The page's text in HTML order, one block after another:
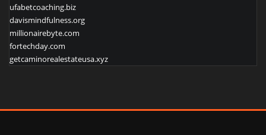
ufabetcoaching.biz
davismindfulness.org
millionairebyte.com
fortechday.com
getcaminorealestateusa.xyz